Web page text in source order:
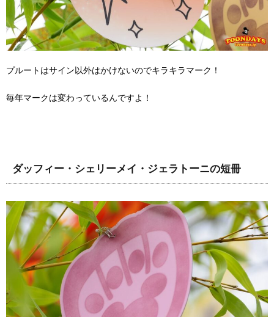
プルートはサイン以外はかけないのでキラキラマーク！
毎年マークは変わっているんですよ！
ダッフィー・シェリーメイ・ジェラトーニの短冊